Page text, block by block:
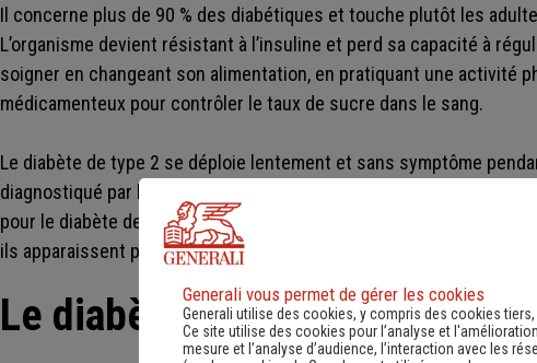
Il concerne plus de 90 % des diabétiques et touche plutôt les
L’organisme devient résistant à l’insuline et perd sa capacité à
soigner en changeant son alimentation, en pratiquant une activité
médicamenteux pour contrôler le taux de sucre dans le sang.
Le diabète de type 2 se déploie lentement et sans symptôme
diagnostiqué par hasard lors d’une analyse de sang. Les signes
pour le diabète de type 1 (besoin d'uriner souvent, fatigue,
ils apparaissent progressivement.
Le diabète gestationnel
Generali vous permet de gérer les cookies
Generali utilise des cookies, y compris des cookies tiers,
Ce site utilise des cookies pour l’analyse et
mesure et l’analyse d’audience, l’interaction avec les